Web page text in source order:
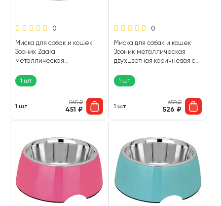
0
Миска для собак и кошек
Зооник Zaara
металлическая
медь 0,45 л (1 шт)
1 шт
1 шт
565₽
451 ₽
0
Миска для собак и кошек
Зооник металлическая
двухцветная коричневая с
1 шт
1 шт
658₽
526 ₽